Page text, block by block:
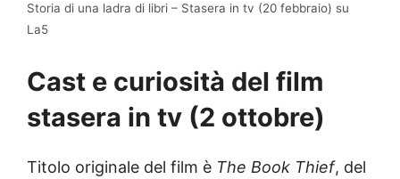
Storia di una ladra di libri – Stasera in tv (20 febbraio) su
La5
Cast e curiosità del film
stasera in tv (2 ottobre)
Titolo originale del film è The Book Thief, del